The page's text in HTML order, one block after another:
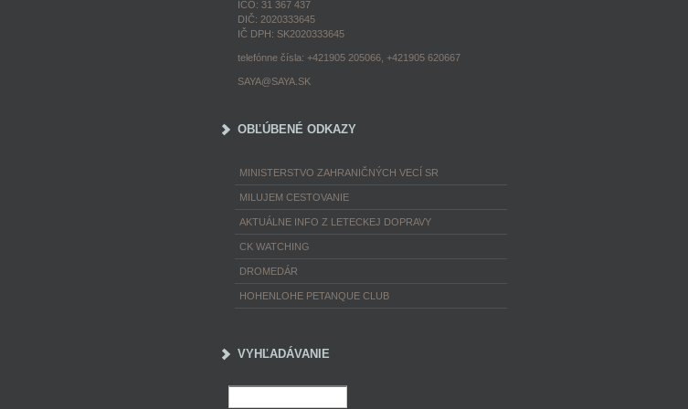
IČO: 31 367 437
DIČ: 2020333645
IČ DPH: SK2020333645
telefónne čísla: +421905 205066, +421905 620667
SAYA@SAYA.SK
OBĽÚBENÉ ODKAZY
MINISTERSTVO ZAHRANIČNÝCH VECÍ SR
MILUJEM CESTOVANIE
AKTUÁLNE INFO Z LETECKEJ DOPRAVY
CK WATCHING
DROMEDÁR
HOHENLOHE PETANQUE CLUB
VYHĽADÁVANIE